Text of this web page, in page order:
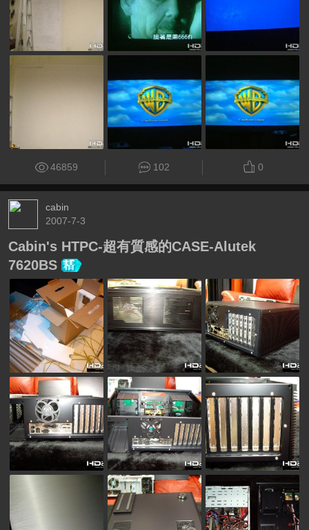
46859 102 0
cabin
2007-7-3
Cabin's HTPC-超有質感的CASE-Alutek
7620BS